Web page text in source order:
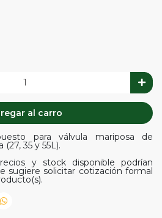
al carro
para válvula mariposa de
35 y 55L).
y stock disponible podrían
sugiere solicitar cotización formal